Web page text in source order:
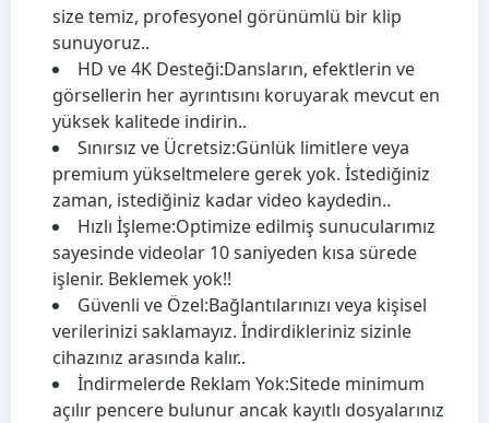
size temiz, profesyonel görünümlü bir klip
sunuyoruz..
HD ve 4K Desteği:Dansların, efektlerin ve
görsellerin her ayrıntısını koruyarak mevcut en
yüksek kalitede indirin..
Sınırsız ve Ücretsiz:Günlük limitlere veya
premium yükseltmelere gerek yok. İstediğiniz
zaman, istediğiniz kadar video kaydedin..
Hızlı İşleme:Optimize edilmiş sunucularımız
sayesinde videolar 10 saniyeden kısa sürede
işlenir. Beklemek yok!!
Güvenli ve Özel:Bağlantılarınızı veya kişisel
verilerinizi saklamayız. İndirdikleriniz sizinle
cihazınız arasında kalır..
İndirmelerde Reklam Yok:Sitede minimum
açılır pencere bulunur ancak kayıtlı dosyalarınız